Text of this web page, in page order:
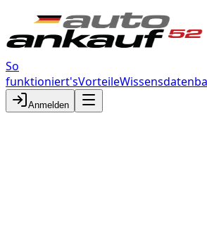
So
funktioniert'sVorteile
Anmelden